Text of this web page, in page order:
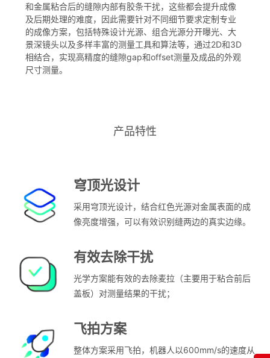
和金属粘合后的缝隙内部有胶条干扰，这些都会提升成像
及后期处理的难度，因此需要针对不同细节要求定制专业
的成像方案，包括特殊设计光源、组合光源分开曝光、大
景深镜头以及多样丰富的测量工具和算法等，通过2D和3D
相结合，实现高精度的缝隙gap和offset测量及成品的外观
尺寸测量。
产品特性
穹顶光设计
采用穹顶光设计，结合红色光源对金属表面的成
像亮度增强，可以有效识别缝两边的真实边缘。
有效去除干扰
光学方案能有效的去除麦拉（主要用于粘合前后
盖板）对测量结果的干扰；
飞拍方案
整体方案采用飞拍，机器人以600mm/s的速度从